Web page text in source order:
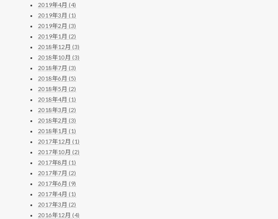
2019年4月 (4)
2019年3月 (1)
2019年2月 (3)
2019年1月 (2)
2018年12月 (3)
2018年10月 (3)
2018年7月 (3)
2018年6月 (5)
2018年5月 (2)
2018年4月 (1)
2018年3月 (2)
2018年2月 (3)
2018年1月 (1)
2017年12月 (1)
2017年10月 (2)
2017年8月 (1)
2017年7月 (2)
2017年6月 (9)
2017年4月 (1)
2017年3月 (2)
2016年12月 (4)